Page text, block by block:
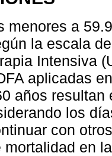
menores a
la escala
Intensiva
aplicadas
años
los
con
mortalidad en